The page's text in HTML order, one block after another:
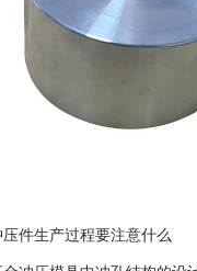
件生产过程要注意什么